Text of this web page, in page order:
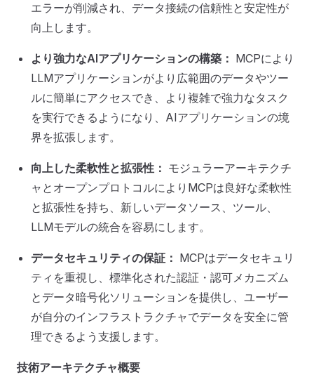
エラーが削減され、データ接続の信頼性と安定性が
向上します。
より強力なAIアプリケーションの構築： MCPにより
LLMアプリケーションがより広範囲のデータやツー
ルに簡単にアクセスでき、より複雑で強力なタスク
を実行できるようになり、AIアプリケーションの境
界を拡張します。
向上した柔軟性と拡張性： モジュラーアーキテクチ
ャとオープンプロトコルによりMCPは良好な柔軟性
と拡張性を持ち、新しいデータソース、ツール、
LLMモデルの統合を容易にします。
データセキュリティの保証： MCPはデータセキュリ
ティを重視し、標準化された認証・認可メカニズム
とデータ暗号化ソリューションを提供し、ユーザー
が自分のインフラストラクチャでデータを安全に管
理できるよう支援します。
技術アーキテクチャ概要